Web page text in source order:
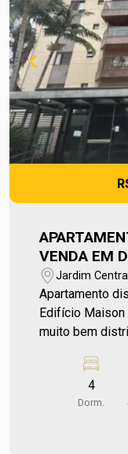
VENDA EM
Jardim
Apartamento
Edifício Maison
muito bem
só lugar. Conta
que oferece
cozinha
4
Dorm.